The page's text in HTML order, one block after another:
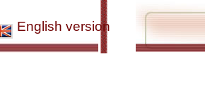
English version